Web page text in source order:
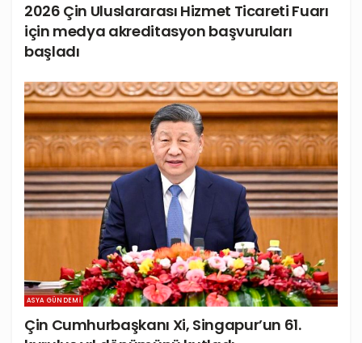
2026 Çin Uluslararası Hizmet Ticareti Fuarı
için medya akreditasyon başvuruları
başladı
ASYA GÜNDEMI
Çin Cumhurbaşkanı Xi, Singapur’un 61.